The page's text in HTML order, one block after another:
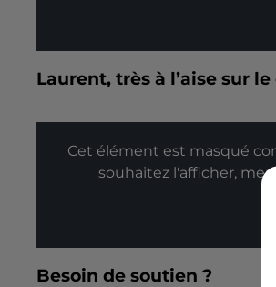
Laurent, très à l’aise sur
Cet élément est masqué
souhaitez l'afficher,
Besoin de soutien ?